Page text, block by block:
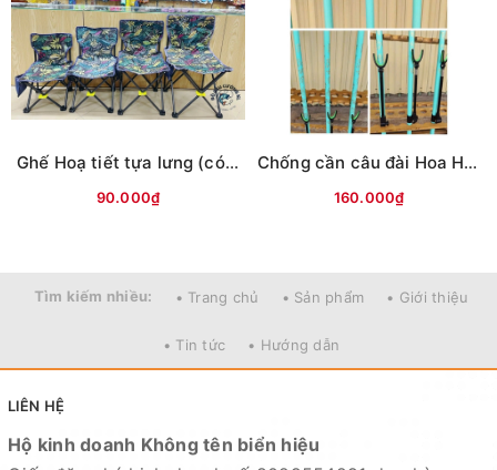
kéo ra: 276cm - trọng lượng: 262gram
Ghế Hoạ tiết tựa lưng (có chỗ cắm chống cần)
90.000₫
Chống cần câu đài Hoa Hồng
160.000₫
Tìm kiếm nhiều: • Trang chủ • Sản phẩm • Giới thiệu
• Tin tức • Hướng dẫn
LIÊN HỆ
Hộ kinh doanh Không tên biển hiệu